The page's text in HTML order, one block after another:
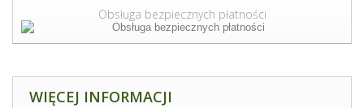
Obsługa bezpiecznych płatności
WIĘCEJ INFORMACJI